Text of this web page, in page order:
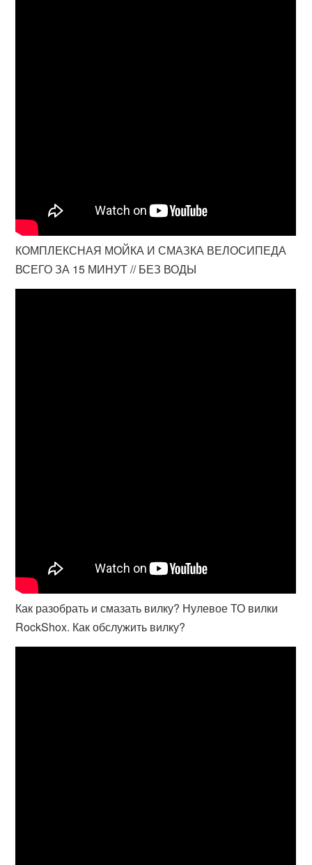
КОМПЛЕКСНАЯ МОЙКА И СМАЗКА ВЕЛОСИПЕДА
ВСЕГО ЗА 15 МИНУТ // БЕЗ ВОДЫ
Как разобрать и смазать вилку? Нулевое ТО вилки
RockShox. Как обслужить вилку?